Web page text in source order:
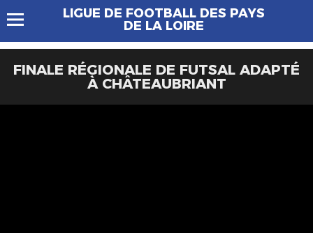
LIGUE DE FOOTBALL DES PAYS
DE LA LOIRE
FINALE RÉGIONALE DE FUTSAL ADAPTÉ
À CHÂTEAUBRIANT